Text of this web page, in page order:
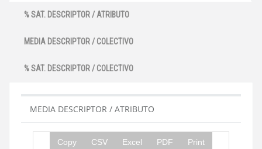
% SAT. DESCRIPTOR / ATRIBUTO
MEDIA DESCRIPTOR / COLECTIVO
% SAT. DESCRIPTOR / COLECTIVO
MEDIA DESCRIPTOR / ATRIBUTO
Copy CSV Excel PDF Print